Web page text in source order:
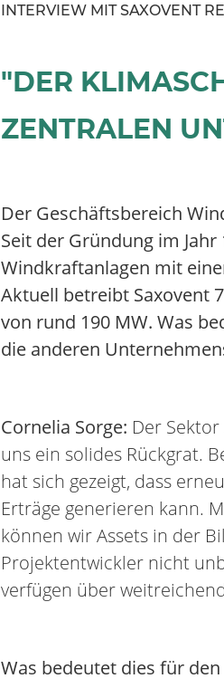
INTERVIEW MIT SAXOVENT
"DER
ZENTRALEN
Der Geschäftsbereich
Seit der Gründung im
Windkraftanlagen mit
Aktuell betreibt Saxovent
von rund 190 MW. Was
die anderen
Cornelia Sorge: Der
uns ein solides Rückgrat.
hat sich gezeigt, dass
Erträge generieren kann.
können wir Assets in der
Projektentwickler nicht
verfügen über
Was bedeutet dies für den